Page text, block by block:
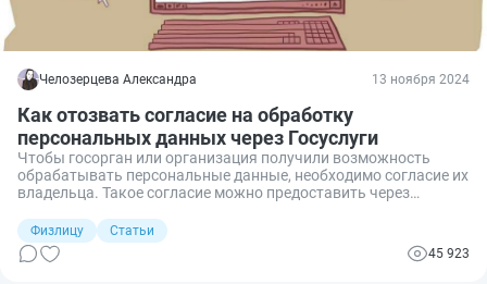
Челозерцева Александра 13 ноября 2024
Как отозвать согласие на обработку
персональных данных через Госуслуги
Чтобы госорган или организация получили возможность
обрабатывать персональные данные, необходимо согласие их
владельца. Такое согласие можно предоставить через
прекратить использование персональных данных, то процесс
также доступен на Госуслугах. Расскажу о порядке отзыва
согласия на обработку персональных данных через Госуслуги.
Физлицу
Статьи
45 923